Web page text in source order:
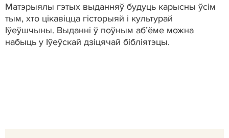
Матэрыялы гэтых выданняў будуць карысны ўсім
тым, хто цікавіцца гісторыяй і культурай
Іўеўшчыны. Выданні ў поўным аб’ёме можна
набыць у Іўеўскай дзіцячай бібліятэцы.